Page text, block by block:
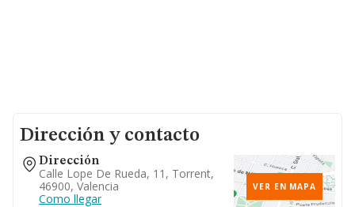
Dirección y contacto
Dirección
Calle Lope De Rueda, 11, Torrent,
46900, Valencia
Como llegar
VER EN MAPA